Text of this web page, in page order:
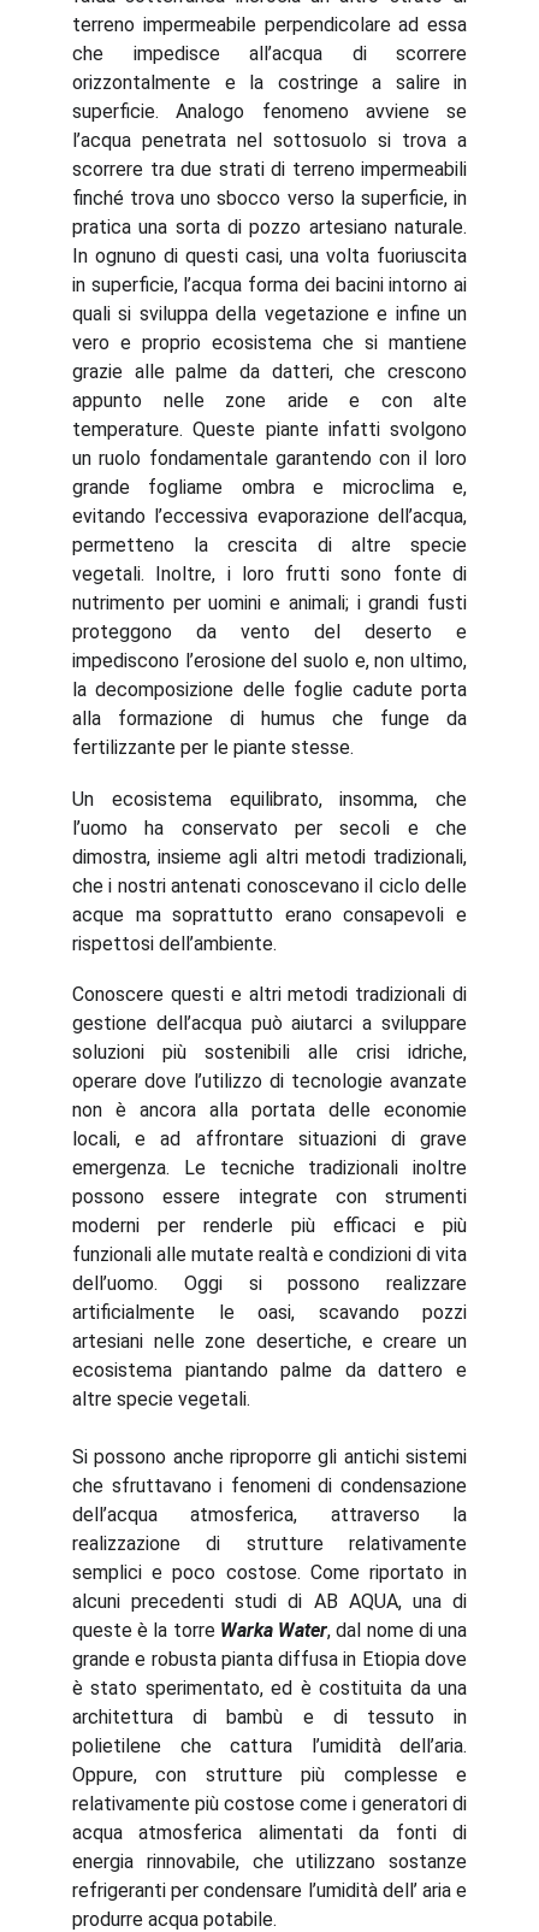
terreno impermeabile perpendicolare ad essa
che impedisce all’acqua di scorrere
orizzontalmente e la costringe a salire in
superficie. Analogo fenomeno avviene se
l’acqua penetrata nel sottosuolo si trova a
scorrere tra due strati di terreno impermeabili
finché trova uno sbocco verso la superficie, in
pratica una sorta di pozzo artesiano naturale.
In ognuno di questi casi, una volta fuoriuscita
in superficie, l’acqua forma dei bacini intorno ai
quali si sviluppa della vegetazione e infine un
vero e proprio ecosistema che si mantiene
grazie alle palme da datteri, che crescono
appunto nelle zone aride e con alte
temperature. Queste piante infatti svolgono
un ruolo fondamentale garantendo con il loro
grande fogliame ombra e microclima e,
evitando l’eccessiva evaporazione dell’acqua,
permetteno la crescita di altre specie
vegetali. Inoltre, i loro frutti sono fonte di
nutrimento per uomini e animali; i grandi fusti
proteggono da vento del deserto e
impediscono l’erosione del suolo e, non ultimo,
la decomposizione delle foglie cadute porta
alla formazione di humus che funge da
fertilizzante per le piante stesse.
Un ecosistema equilibrato, insomma, che
l’uomo ha conservato per secoli e che
dimostra, insieme agli altri metodi tradizionali,
che i nostri antenati conoscevano il ciclo delle
acque ma soprattutto erano consapevoli e
rispettosi dell’ambiente.
Conoscere questi e altri metodi tradizionali di
gestione dell’acqua può aiutarci a sviluppare
soluzioni più sostenibili alle crisi idriche,
operare dove l’utilizzo di tecnologie avanzate
non è ancora alla portata delle economie
locali, e ad affrontare situazioni di grave
emergenza. Le tecniche tradizionali inoltre
possono essere integrate con strumenti
moderni per renderle più efficaci e più
funzionali alle mutate realtà e condizioni di vita
dell’uomo. Oggi si possono realizzare
artificialmente le oasi, scavando pozzi
artesiani nelle zone desertiche, e creare un
ecosistema piantando palme da dattero e
altre specie vegetali.
Si possono anche riproporre gli antichi sistemi
che sfruttavano i fenomeni di condensazione
dell’acqua atmosferica, attraverso la
realizzazione di strutture relativamente
semplici e poco costose. Come riportato in
alcuni precedenti studi di AB AQUA, una di
queste è la torre Warka Water, dal nome di una
grande e robusta pianta diffusa in Etiopia dove
è stato sperimentato, ed è costituita da una
architettura di bambù e di tessuto in
polietilene che cattura l’umidità dell’aria.
Oppure, con strutture più complesse e
relativamente più costose come i generatori di
acqua atmosferica alimentati da fonti di
energia rinnovabile, che utilizzano sostanze
refrigeranti per condensare l’umidità dell’ aria e
produrre acqua potabile.